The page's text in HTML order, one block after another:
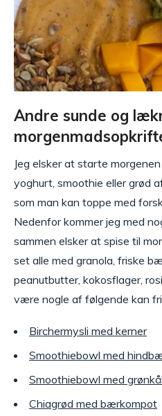
Andre sunde og
Jeg elsker at starte
yoghurt, smoothie eller grød
som man kan toppe med
Nedenfor kommer jeg med
sammen elsker at spise til
set alle med granola, friske
peanutbutter, kokosflager,
være nogle af følgende kan
Birchermysli med kerner
Smoothiebowl med
Smoothiebowl med
Chiagrød med bærkompot